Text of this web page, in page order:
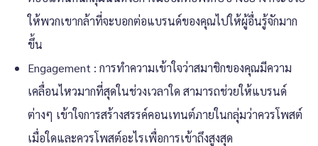
ให้พวกเขากล้าที่จะบอกต่อแบรนด์ของคุณไปให้ผู้อื่นรู้จักมาก
ขึ้น
Engagement : การทำความเข้าใจว่าสมาชิกของคุณมีความ
เคลื่อนไหวมากที่สุดในช่วงเวลาใด สามารถช่วยให้แบรนด์
ต่างๆ เข้าใจการสร้างสรรค์คอนเทนต์ภายในกลุ่มว่าควรโพสต์
เมื่อใดและควรโพสต์อะไรเพื่อการเข้าถึงสูงสุด